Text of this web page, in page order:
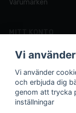
Varumärken
MITT KONTO
Logga in
Registrera dig
Glömt lösenord?
Vi
Vi använder
och erbjuda dig
genom att trycka
inställningar